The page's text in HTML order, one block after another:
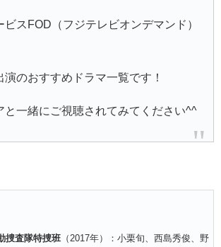
ビスFOD（フジテレビオンデマンド）
演のおすすめドラマ一覧です！
と一緒にご視聴されてみてください^^
捜査隊特捜班（2017年）：小栗旬、西島秀俊、野